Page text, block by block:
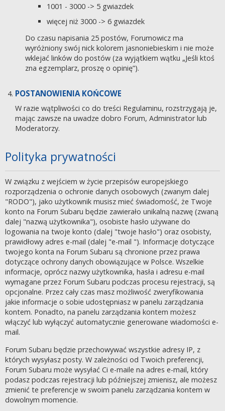
1001 - 3000 -> 5 gwiazdek
więcej niż 3000 -> 6 gwiazdek
Do czasu napisania 25 postów, Forumowicz ma
wyróżniony swój nick kolorem jasnoniebieskim i nie może
wklejać linków do postów (za wyjątkiem wątku „Jeśli ktoś
zna egzemplarz, proszę o opinię”).
POSTANOWIENIA KOŃCOWE
W razie wątpliwości co do treści Regulaminu, rozstrzygają je,
mając zawsze na uwadze dobro Forum, Administrator lub
Moderatorzy.
Polityka prywatności
W związku z wejściem w życie przepisów europejskiego
rozporządzenia o ochronie danych osobowych (zwanym dalej
"RODO"), jako użytkownik musisz mieć świadomość, że Twoje
konto na Forum Subaru będzie zawierało unikalną nazwę (zwaną
dalej "nazwą użytkownika"), osobiste hasło używane do
logowania na twoje konto (dalej "twoje hasło") oraz osobisty,
prawidłowy adres e-mail (dalej "e-mail "). Informacje dotyczące
twojego konta na Forum Subaru są chronione przez prawa
dotyczące ochrony danych obowiązujące w Polsce. Wszelkie
informacje, oprócz nazwy użytkownika, hasła i adresu e-mail
wymagane przez Forum Subaru podczas procesu rejestracji, są
opcjonalne. Przez cały czas masz możliwość zweryfikowania
jakie informacje o sobie udostępniasz w panelu zarządzania
kontem. Ponadto, na panelu zarządzania kontem możesz
włączyć lub wyłączyć automatycznie generowane wiadomości e-
mail.
Forum Subaru będzie przechowywać wszystkie adresy IP, z
których wysyłasz posty. W zależności od Twoich preferencji,
Forum Subaru może wysyłać Ci e-maile na adres e-mail, który
podasz podczas rejestracji lub późniejszej zmienisz, ale możesz
zmienić te preferencje w swoim panelu zarządzania kontem w
dowolnym momencie.